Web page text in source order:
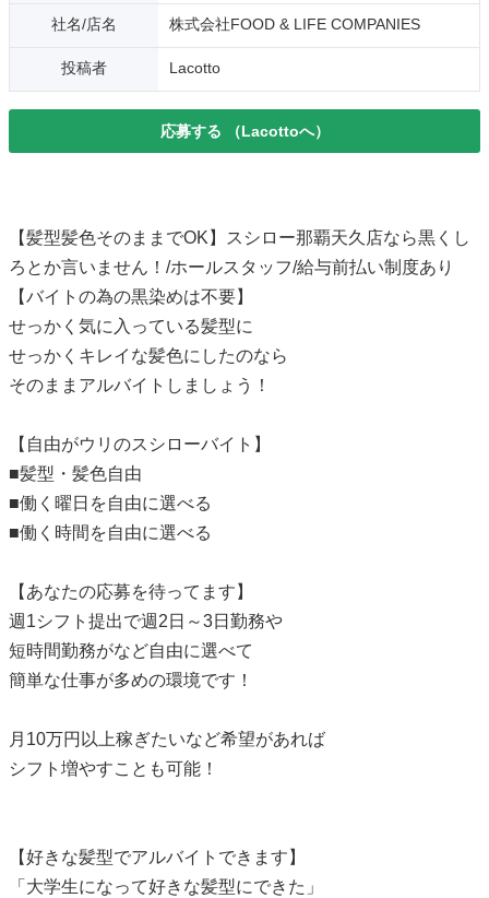
社名/店名 株式会社FOOD & LIFE COMPANIES
投稿者 Lacotto
応募する （Lacottoへ）
【髪型髪色そのままでOK】スシロー那覇天久店なら黒くし
ろとか言いません！/ホールスタッフ/給与前払い制度あり
【バイトの為の黒染めは不要】
せっかく気に入っている髪型に
せっかくキレイな髪色にしたのなら
そのままアルバイトしましょう！
【自由がウリのスシローバイト】
■髪型・髪色自由
■働く曜日を自由に選べる
■働く時間を自由に選べる
【あなたの応募を待ってます】
週1シフト提出で週2日～3日勤務や
短時間勤務がなど自由に選べて
簡単な仕事が多めの環境です！
月10万円以上稼ぎたいなど希望があれば
シフト増やすことも可能！
【好きな髪型でアルバイトできます】
「大学生になって好きな髪型にできた」